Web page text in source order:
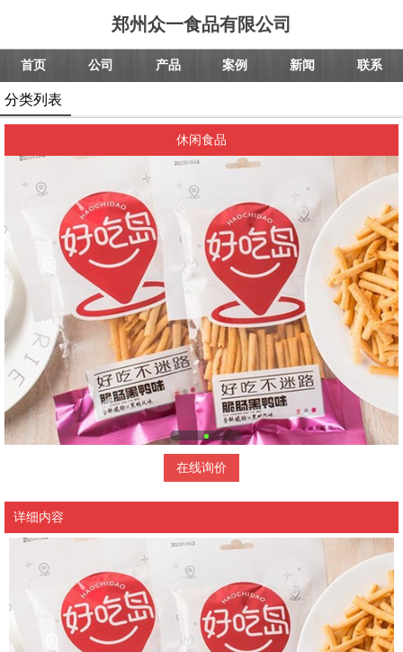
郑州众一食品有限公司
首页 公司 产品 案例 新闻 联系
分类列表
休闲食品
在线询价
详细内容